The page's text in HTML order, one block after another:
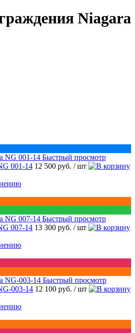
Niagara
Быстрый просмотр
001-14 12 500 руб. / шт
Быстрый просмотр
007-14 13 300 руб. / шт
Быстрый просмотр
003-14 12 100 руб. / шт